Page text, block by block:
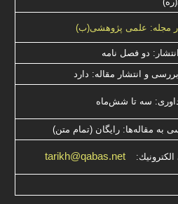
مجله: علمی پژوهشی(ب)
دو فصل نامه
و انتشار مقاله: دارد
سه تا شش‌ماه
به مقاله‌ها: رایگان (تمام متن)
tarikh@qabas.net